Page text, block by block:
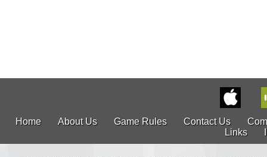
Home About Us Game Rules Contact Us
Links